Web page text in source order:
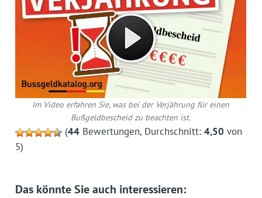
Im Video erfahren Sie, was bei der Verjährung für einen
Bußgeldbescheid zu beachten ist.
(44Bewertungen, Durchschnitt: 4,50 von
5)
Das könnte Sie auch interessieren: